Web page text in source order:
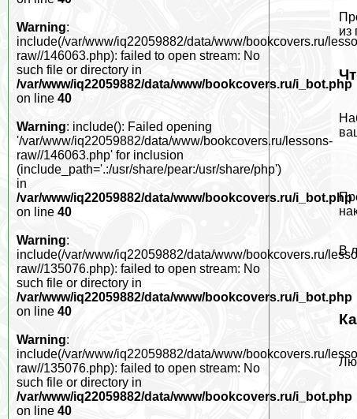
из
В
Warning:
include(/var/www/iq22059882/data/www/bookcovers.ru/
raw//146063.php): failed to open stream: No
such file or directory in
/var/www/iq22059882/data/www/bookcovers.ru/i_bot.php
on line 40
Warning: include(): Failed opening
'/var/www/iq22059882/data/www/bookcovers.ru/lessons-
raw//146063.php' for inclusion
(include_path='.:/usr/share/pear:/usr/share/php')
in
/var/www/iq22059882/data/www/bookcovers.ru/i_bot.php
on line 40
Warning:
include(/var/www/iq22059882/data/www/bookcovers.ru/
raw//135076.php): failed to open stream: No
such file or directory in
/var/www/iq22059882/data/www/bookcovers.ru/i_bot.php
on line 40
Warning:
include(/var/www/iq22059882/data/www/bookcovers.ru/
raw//135076.php): failed to open stream: No
such file or directory in
/var/www/iq22059882/data/www/bookcovers.ru/i_bot.php
on line 40